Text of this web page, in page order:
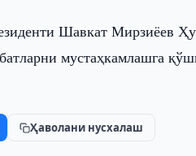
Шавкат Мирзиёев
мустаҳкамлашга
Ҳаволани нусхалаш